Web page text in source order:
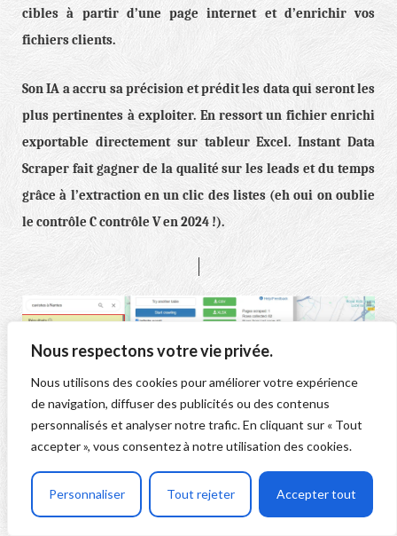
Nous respectons votre vie privée.
Nous utilisons des cookies pour améliorer votre expérience
de navigation, diffuser des publicités ou des contenus
personnalisés et analyser notre trafic. En cliquant sur « Tout
accepter », vous consentez à notre utilisation des cookies.
Personnaliser Tout rejeter Accepter tout
cibles à partir d’une page internet et d’enrichir vos
fichiers clients.
Son IA a accru sa précision et prédit les data qui seront les
plus pertinentes à exploiter. En ressort un fichier enrichi
exportable directement sur tableur Excel. Instant Data
Scraper fait gagner de la qualité sur les leads et du temps
grâce à l’extraction en un clic des listes (eh oui on oublie
le contrôle C contrôle V en 2024 !).